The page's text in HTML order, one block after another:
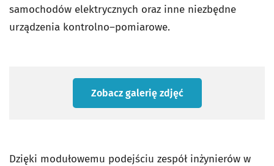
samochodów elektrycznych oraz inne niezbędne
urządzenia kontrolno–pomiarowe.
Zobacz galerię zdjęć
Dzięki modułowemu podejściu zespół inżynierów w